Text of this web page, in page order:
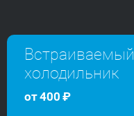
Встраиваемый
холодильник
от400 ₽